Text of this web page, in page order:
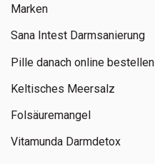
Marken
Sana Intest Darmsanierung
Pille danach online bestellen
Keltisches Meersalz
Folsäuremangel
Vitamunda Darmdetox